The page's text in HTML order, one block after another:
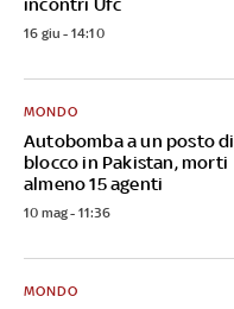
incontri Ufc
16 giu - 14:10
Autobomba a un posto di
blocco in Pakistan, morti
almeno 15 agenti
MONDO
10 mag - 11:36
MONDO